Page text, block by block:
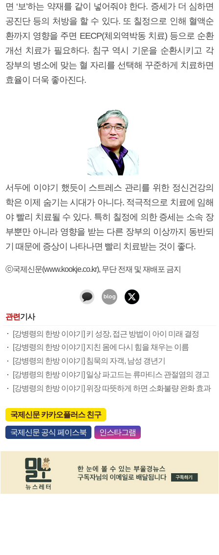
면 ‘보’하는 약재를 같이 넣어줘야 한다. 증세가 더 심하면
공진단 등의 처방을 할 수 있다. 또 칠정으로 인해 혈액순
환까지 영향을 주면 EECP(체외역박동 치료) 등으로 순환
개선 치료가 필요하다. 침구 역시 기운을 순환시키고 각
장부의 병소에 맞는 혈 자리를 선택해 꾸준하게 치료하면
효율이 더욱 좋아진다.
서두에 이야기 했듯이 스트레스 관리를 위한 정신건강의
학은 이제 숨기는 시대가 아니다. 적극적으로 치료에 임해
야 빨리 치료될 수 있다. 특히 칠정에 의한 증세는 소속 장
부뿐만 아니라 영향을 받는 다른 장부의 이상까지 동반되
기 때문에 증상이 나타나면 빨리 치료받는 것이 좋다.
ⓒ국제신문(www.kookje.co.kr), 무단 전재 및 재배포 금지
관련기사
[강병령의 한방 이야기] 키 성장, 접근 방법이 아이 미래 결정
[강병령의 한방 이야기] 지친 몸에 다시 힘을 채우는 이름
[강병령의 한방 이야기] 침묵의 자객, 남성 갱년기
[강병령의 한방 이야기] 일상 파고드는 류마티스 관절염의 경고
[강병령의 한방 이야기] 위장 따뜻하게 하면 소화불량 완화 효과
국제신문 카카오플러스 친구
국제신문 공식 페이스북 인스타그램